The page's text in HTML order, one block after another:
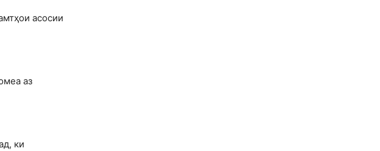
асосии
аз
ки